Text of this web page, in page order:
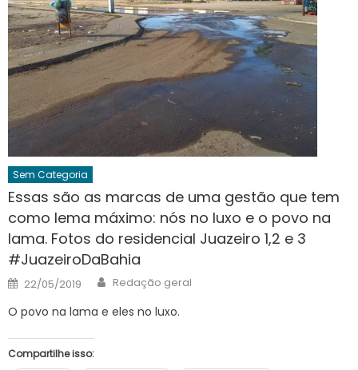
Sem Categoria
Essas são as marcas de uma gestão que tem
como lema máximo: nós no luxo e o povo na
lama. Fotos do residencial Juazeiro 1,2 e 3
#JuazeiroDaBahia
Posted
on
22/05/2019 Author
Redação geral
O povo na lama e eles no luxo.
Compartilhe isso: